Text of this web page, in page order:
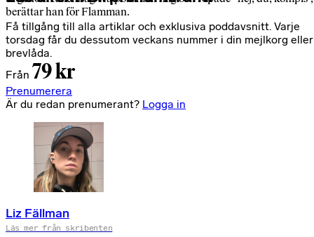
berättar han för Flamman.
Få tillgång till alla artiklar och exklusiva poddavsnitt. Varje
torsdag får du dessutom veckans nummer i din mejlkorg eller
brevlåda.
Från 79 kr
Prenumerera
Är du redan prenumerant? Logga in
Liz Fällman
Läs mer från skribenten